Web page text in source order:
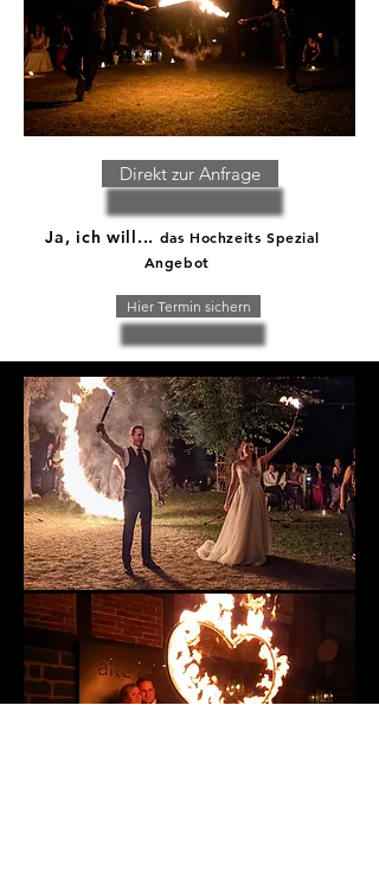
Direkt zur Anfrage
Ja, ich will... das Hochzeits Spezial
Angebot
Hier Termin sichern